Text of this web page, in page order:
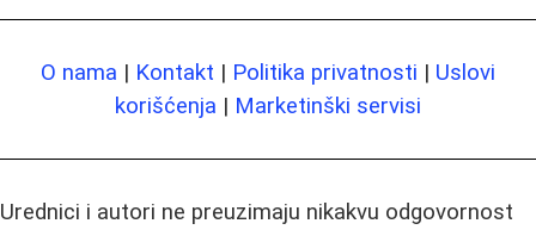
O nama | Kontakt | Politika privatnosti | Uslovi
korišćenja | Marketinški servisi
Urednici i autori ne preuzimaju nikakvu odgovornost